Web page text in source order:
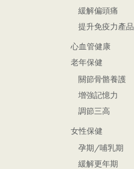
緩解偏頭痛
提升免疫力產品
心血管健康
老年保健
關節骨骼養護
增強記憶力
調節三高
女性保健
孕期/哺乳期
緩解更年期